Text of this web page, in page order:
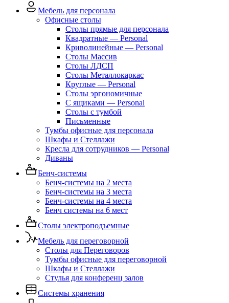
Мебель для персонала
Офисные столы
Столы прямые для персонала
Квадратные — Personal
Криволинейные — Personal
Столы Массив
Столы ЛДСП
Столы Металлокаркас
Круглые — Personal
Столы эргономичные
С ящиками — Personal
Столы с тумбой
Письменные
Тумбы офисные для персонала
Шкафы и Стеллажи
Кресла для сотрудников — Personal
Диваны
Бенч-системы
Бенч-системы на 2 места
Бенч-системы на 3 места
Бенч-системы на 4 места
Бенч системы на 6 мест
Столы электроподъемные
Мебель для переговорной
Столы для Переговоров
Тумбы офисные для переговорной
Шкафы и Стеллажи
Стулья для конференц залов
Системы хранения